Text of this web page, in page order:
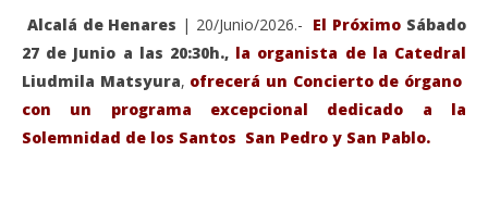
Alcalá de Henares | 20/Junio/2026.- El Próximo Sábado
27 de Junio a las 20:30h., la organista de la Catedral
Liudmila Matsyura, ofrecerá un Concierto de órgano
con un programa excepcional dedicado a la
Solemnidad de los Santos San Pedro y San Pablo.